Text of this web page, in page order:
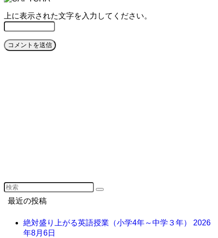
上に表示された文字を入力してください。
最近の投稿
絶対盛り上がる英語授業（小学4年～中学３年） 2026
年8月6日